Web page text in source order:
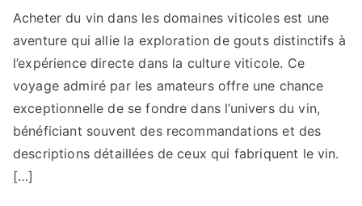
voyage
sensoriel
unique
:
fascinant
d’exploration
Acheter du vin dans les domaines viticoles est une
aventure qui allie la exploration de gouts distinctifs à
l’expérience directe dans la culture viticole. Ce
voyage admiré par les amateurs offre une chance
exceptionnelle de se fondre dans l’univers du vin,
bénéficiant souvent des recommandations et des
descriptions détaillées de ceux qui fabriquent le vin.
[…]